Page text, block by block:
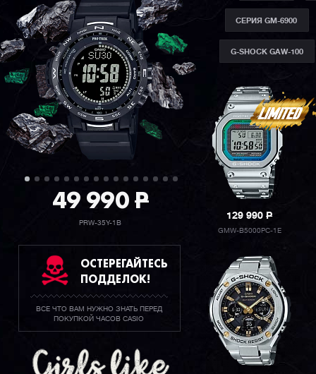
49 990P
PRW-35Y-1B
ОСТЕРЕГАЙТЕСЬ
ПОДДЕЛОК!
ВСЕ ЧТО ВАМ НУЖНО ЗНАТЬ ПЕРЕД
ПОКУПКОЙ ЧАСОВ CASIO
СЕРИЯ GM-6900
G-SHOCK GAW-100
129 990P
GMW-B5000PC-1E